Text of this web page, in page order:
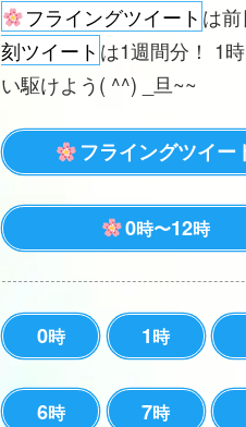
フライングツイート は
刻ツイート は1週間分！ 1
い駆けよう( ^^) _旦~~
フライングツイー
0時〜12時
0時 1時
6時 7時